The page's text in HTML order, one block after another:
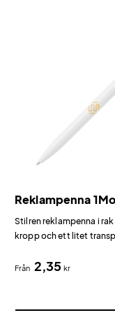
Reklampenna
Stilren reklampenna i
kropp och ett litet
Från 2,35kr